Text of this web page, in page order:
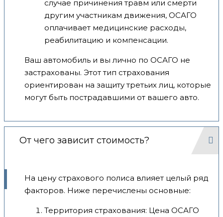
случае причинения травм или смерти
другим участникам движения, ОСАГО
оплачивает медицинские расходы,
реабилитацию и компенсации.
Ваш автомобиль и вы лично по ОСАГО не
застрахованы. Этот тип страхования
ориентирован на защиту третьих лиц, которые
могут быть пострадавшими от вашего авто.
От чего зависит стоимость?
На цену страхового полиса влияет целый ряд
факторов. Ниже перечислены основные:
Территория страхования: Цена ОСАГО